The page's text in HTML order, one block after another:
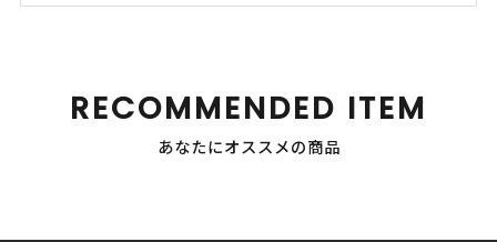
RECOMMENDED ITEM
あなたにオススメの商品